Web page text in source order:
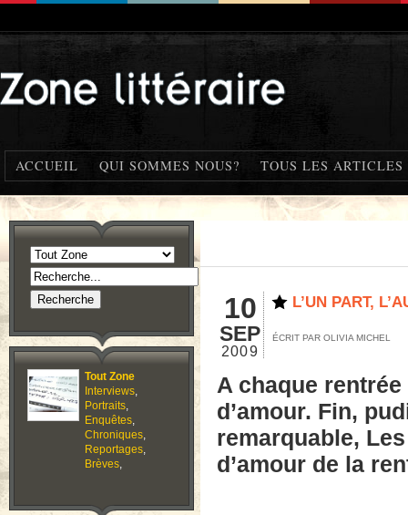
ACCUEIL QUI SOMMES NOUS? TOUS LES ARTICLES
Tout Zone
Interviews,
Portraits,
Enquêtes,
Chroniques,
Reportages,
Brèves,
10
SEP
2009
L’UN PART,
ÉCRIT PAR OLIVIA MICHEL
A chaque
d’amour. Fin,
remarquable,
d’amour de la